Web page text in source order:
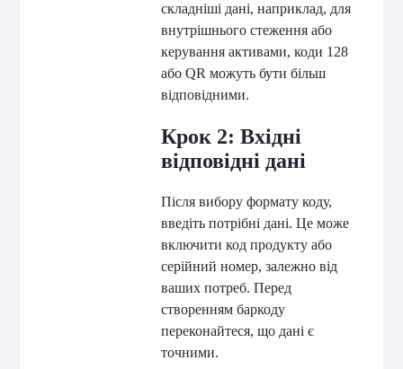
складніші дані, наприклад, для
внутрішнього стеження або
керування активами, коди 128
або QR можуть бути більш
відповідними.
Крок 2: Вхідні
відповідні дані
Після вибору формату коду,
введіть потрібні дані. Це може
включити код продукту або
серійний номер, залежно від
ваших потреб. Перед
створенням баркоду
переконайтеся, що дані є
точними.